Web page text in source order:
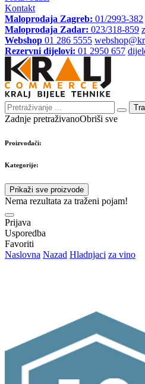
Kontakt
Maloprodaja Zagreb: 01/2993-382
Maloprodaja Zadar: 023/318-859
Webshop 01 286 5555
Rezervni dijelovi: 01 2950 657
Zadnje pretraživanoObriši sve
Proizvođači:
Kategorije:
Prikaži sve proizvode
Nema rezultata za traženi pojam!
Prijava
Usporedba
Favoriti
Naslovna Nazad Hladnjaci za vino